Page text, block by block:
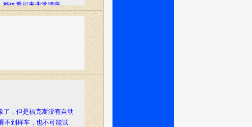
整体看起来非常漂亮。
了，但是福克斯没有自动
不到样车，也不可能试